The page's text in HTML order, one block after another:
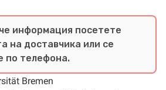
информация посетете
на доставчика или се
по телефона.
Bremen